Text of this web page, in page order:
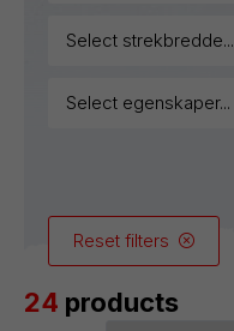
select strekbredde...
select egenskaper...
Reset filters
24 products